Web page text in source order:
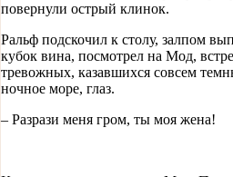
повернули острый клинок.
Ральф подскочил к столу, залпом
кубок вина, посмотрел на Мод,
тревожных, казавшихся совсем
ночное море, глаз.
– Разрази меня гром, ты моя жена!